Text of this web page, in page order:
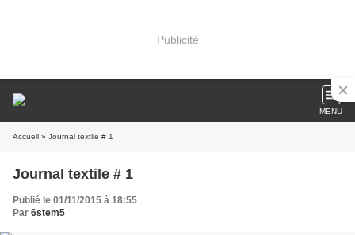
Publicité
MENU
Accueil » Journal textile # 1
Journal textile # 1
Publié le 01/11/2015 à 18:55
Par 6stem5